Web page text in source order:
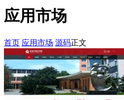
应用市场
首页 应用市场 源码正文